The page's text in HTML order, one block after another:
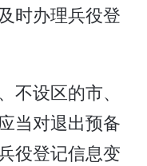
时办理兵役登
不设区的市、
当对退出预备
役登记信息变